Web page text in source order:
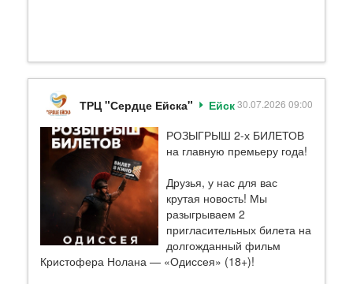
ТРЦ "Сердце Ейска" Ейск30.07.2026 09:00
РОЗЫГРЫШ 2-х БИЛЕТОВ
на главную премьеру года!
Друзья, у нас для вас
крутая новость! Мы
разыгрываем 2
пригласительных билета на
долгожданный фильм
Кристофера Нолана — «Одиссея» (18+)!